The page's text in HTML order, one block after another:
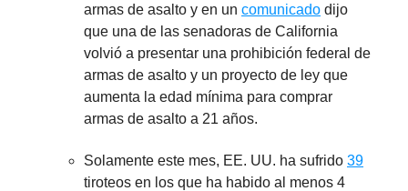
armas de asalto y en un comunicado dijo
que una de las senadoras de California
volvió a presentar una prohibición federal de
armas de asalto y un proyecto de ley que
aumenta la edad mínima para comprar
armas de asalto a 21 años.
Solamente este mes, EE. UU. ha sufrido 39
tiroteos en los que ha habido al menos 4